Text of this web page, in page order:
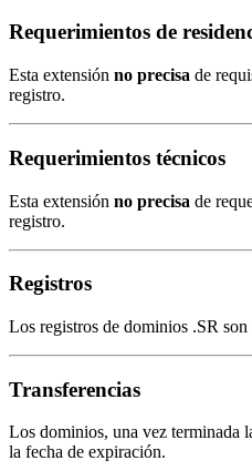
Requerimientos de
Esta extensión no precisa de
registro.
Requerimientos técnicos
Esta extensión no precisa de
registro.
Registros
Los registros de dominios .SR son
Transferencias
Los dominios, una vez terminada
la fecha de expiración.